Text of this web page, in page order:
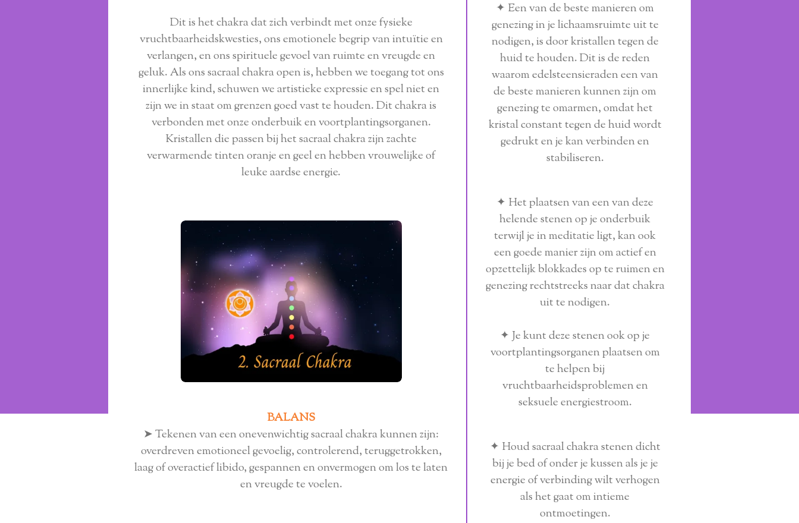
Dit is het chakra dat zich verbindt met onze fysieke
vruchtbaarheidskwesties, ons emotionele begrip van intuïtie en
verlangen, en ons spirituele gevoel van ruimte en vreugde en
geluk. Als ons sacraal chakra open is, hebben we toegang tot ons
innerlijke kind, schuwen we artistieke expressie en spel niet en
zijn we in staat om grenzen goed vast te houden. Dit chakra is
verbonden met onze onderbuik en voortplantingsorganen.
Kristallen die passen bij het sacraal chakra zijn zachte
verwarmende tinten oranje en geel en hebben vrouwelijke of
leuke aardse energie.
BALANS
➤ Tekenen van een onevenwichtig sacraal chakra kunnen zijn:
overdreven emotioneel gevoelig, controlerend, teruggetrokken,
laag of overactief libido, gespannen en onvermogen om los te laten
en vreugde te voelen.
✦ Een van de beste manieren om
genezing in je lichaamsruimte uit te
nodigen, is door kristallen tegen de
huid te houden. Dit is de reden
waarom edelsteensieraden een van
de beste manieren kunnen zijn om
genezing te omarmen, omdat het
kristal constant tegen de huid wordt
gedrukt en je kan verbinden en
stabiliseren.
✦ Het plaatsen van een van deze
helende stenen op je onderbuik
terwijl je in meditatie ligt, kan ook
een goede manier zijn om actief en
opzettelijk blokkades op te ruimen en
genezing rechtstreeks naar dat chakra
uit te nodigen.
✦ Je kunt deze stenen ook op je
voortplantingsorganen plaatsen om
te helpen bij
vruchtbaarheidsproblemen en
seksuele energiestroom.
✦ Houd sacraal chakra stenen dicht
bij je bed of onder je kussen als je je
energie of verbinding wilt verhogen
als het gaat om intieme
ontmoetingen.